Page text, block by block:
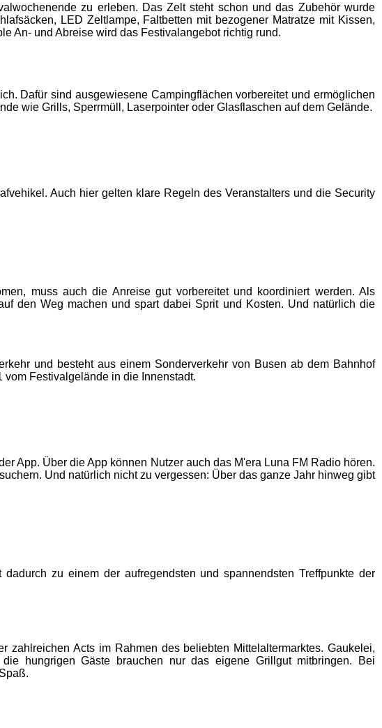
zu erleben. Das Zelt steht schon und das Zubehör wurde
LED Zeltlampe, Faltbetten mit bezogener Matratze mit Kissen,
An- und Abreise wird das Festivalangebot richtig rund.
Dafür sind ausgewiesene Campingflächen vorbereitet und ermöglichen
wie Grills, Sperrmüll, Laserpointer oder Glasflaschen auf dem Gelände.
Auch hier gelten klare Regeln des Veranstalters und die Security
muss auch die Anreise gut vorbereitet und koordiniert werden. Als
den Weg machen und spart dabei Sprit und Kosten. Und natürlich die
und besteht aus einem Sonderverkehr von Busen ab dem Bahnhof
Festivalgelände in die Innenstadt.
App. Über die App können Nutzer auch das M'era Luna FM Radio hören.
Und natürlich nicht zu vergessen: Über das ganze Jahr hinweg gibt
zu einem der aufregendsten und spannendsten Treffpunkte der
Acts im Rahmen des beliebten Mittelaltermarktes. Gaukelei,
hungrigen Gäste brauchen nur das eigene Grillgut mitbringen. Bei